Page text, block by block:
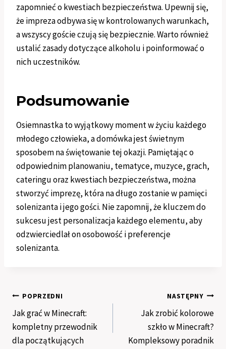
zapomnieć o kwestiach bezpieczeństwa. Upewnij się,
że impreza odbywa się w kontrolowanych warunkach,
a wszyscy goście czują się bezpiecznie. Warto również
ustalić zasady dotyczące alkoholu i poinformować o
nich uczestników.
Podsumowanie
Osiemnastka to wyjątkowy moment w życiu każdego
młodego człowieka, a domówka jest świetnym
sposobem na świętowanie tej okazji. Pamiętając o
odpowiednim planowaniu, tematyce, muzyce, grach,
cateringu oraz kwestiach bezpieczeństwa, można
stworzyć imprezę, która na długo zostanie w pamięci
solenizanta i jego gości. Nie zapomnij, że kluczem do
sukcesu jest personalizacja każdego elementu, aby
odzwierciedlał on osobowość i preferencje
solenizanta.
Nawigacja
wpisu
POPRZEDNI
Jak grać w Minecraft:
kompletny przewodnik
dla początkujących
NASTĘPNY
Jak zrobić kolorowe
szkło w Minecraft?
Kompleksowy poradnik